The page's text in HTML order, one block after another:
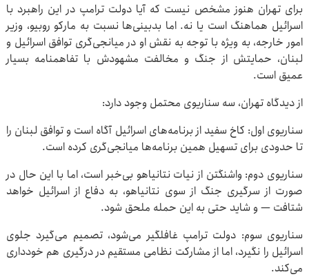
برای تهران هنوز مشخص نیست که آیا دولت ترامپ در این راهبرد با
اسرائیل هماهنگ است یا نه. اما بدبینی‌ها نسبت به مارکو روبیو، وزیر
امور خارجه، به ویژه با توجه به نقش او در میانجی‌گری توافق اسرائیل و
لبنان، حمایتش از جنگ و مخالفت مشهودش با تفاهمنامه بسیار
عمیق است.
از دیدگاه تهران، سه سناریوی محتمل وجود دارد:
سناریوی اول: کاخ سفید از برنامه‌های اسرائیل آگاه است و توافق لبنان را
تا حدودی برای تسهیل همین برنامه‌ها میانجی‌گری کرده است.
سناریوی دوم: واشنگتن از نیات نتانیاهو بی‌خبر است، اما با این حال در
صورت از سرگیری جنگ از سوی نتانیاهو، به دفاع از اسرائیل خواهد
شتافت — و شاید حتی به این حمله ملحق شود.
سناریوی سوم: دولت ترامپ غافلگیر می‌شود، تصمیم می‌گیرد جلوی
اسرائیل را نگیرد، اما از مشارکت نظامی مستقیم در درگیری هم خودداری
می‌کند.